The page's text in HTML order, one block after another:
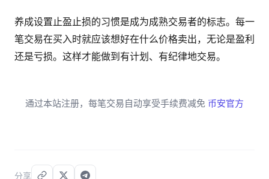
养成设置止盈止损的习惯是成为成熟交易者的标志。每一
笔交易在买入时就应该想好在什么价格卖出，无论是盈利
还是亏损。这样才能做到有计划、有纪律地交易。
通过本站注册，每笔交易自动享受手续费减免 币安官方
分享